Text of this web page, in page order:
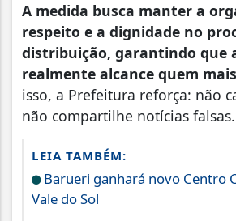
A medida busca manter a
respeito e a dignidade no
distribuição, garantindo que
realmente alcance quem
isso, a Prefeitura reforça: não
não compartilhe notícias falsas.
LEIA TAMBÉM:
Barueri ganhará novo Centro
Vale do Sol